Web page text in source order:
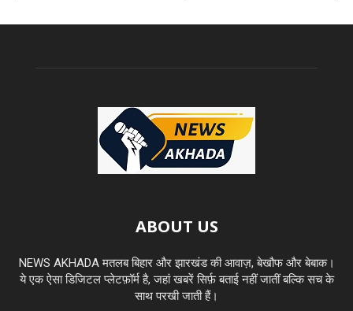
ABOUT US
NEWS AKHADA मतलब बिहार और झारखंड की आवाज़, बेखौफ और बेबाक।
ये एक ऐसा डिजिटल प्लेटफ़ॉर्म है, जहां खबरें सिर्फ़ बताई नहीं जातीं बल्कि सच के
साथ परखी जाती हैं।